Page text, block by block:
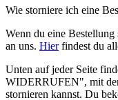
Wie storniere ich eine
Wenn du eine
an uns. Hierfindest du
Unten auf jeder Seite
WIDERRUFEN", mit
stornieren kannst. Du